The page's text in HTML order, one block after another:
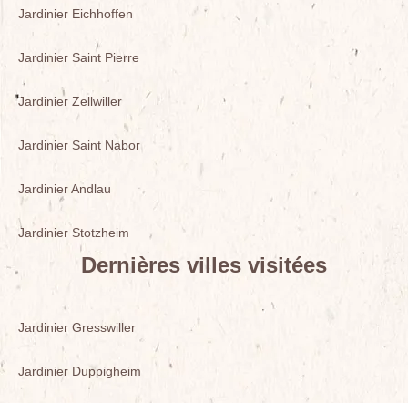
Jardinier Eichhoffen
Jardinier Saint Pierre
Jardinier Zellwiller
Jardinier Saint Nabor
Jardinier Andlau
Jardinier Stotzheim
Dernières villes visitées
Jardinier Gresswiller
Jardinier Duppigheim